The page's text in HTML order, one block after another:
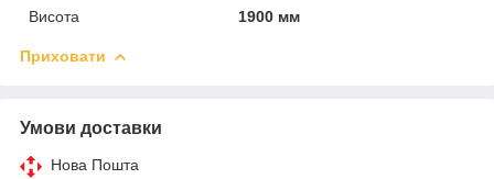
Висота
1900 мм
Приховати
Умови доставки
Нова Пошта